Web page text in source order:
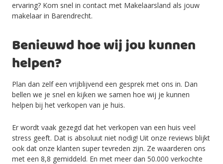
ervaring? Kom snel in contact met Makelaarsland als jouw
makelaar in Barendrecht.
Benieuwd hoe wij jou kunnen
helpen?
Plan dan zelf een vrijblijvend een gesprek met ons in. Dan
bellen we je snel en kijken we samen hoe wij je kunnen
helpen bij het verkopen van je huis.
Er wordt vaak gezegd dat het verkopen van een huis veel
stress geeft. Dat is absoluut niet nodig! Uit onze reviews blijkt
ook dat onze klanten super tevreden zijn. Ze waarderen ons
met een 8,8 gemiddeld. En met meer dan 50.000 verkochte